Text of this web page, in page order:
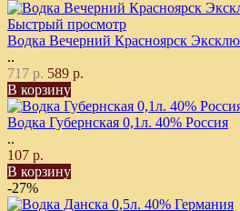
Быстрый просмотр
Водка Вечерний Красноярск
..
717 р. 589 р.
В корзину
Водка Губернская 0,1л. 40% Россия
..
107 р.
В корзину
-27%